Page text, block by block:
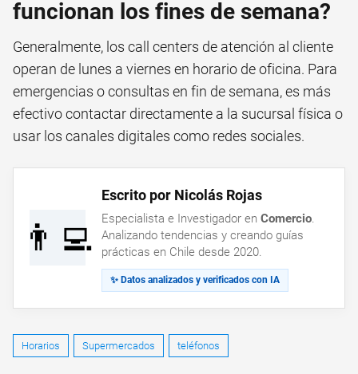
funcionan los fines de semana?
Generalmente, los call centers de atención al cliente
operan de lunes a viernes en horario de oficina. Para
emergencias o consultas en fin de semana, es más
efectivo contactar directamente a la sucursal física o
usar los canales digitales como redes sociales.
👨‍💻
Escrito por Nicolás Rojas
Especialista e Investigador en Comercio.
Analizando tendencias y creando guías
prácticas en Chile desde 2020.
✨ Datos analizados y verificados con IA
Horarios Supermercados teléfonos